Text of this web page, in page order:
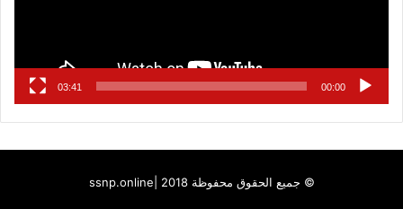
00:00
03:41
© جميع الحقوق محفوظة 2018 | ssnp.online